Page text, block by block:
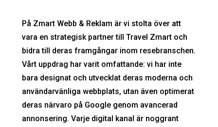
På Zmart Webb & Reklam är vi stolta över att
vara en strategisk partner till Travel Zmart och
bidra till deras framgångar inom resebranschen.
Vårt uppdrag har varit omfattande: vi har inte
bara designat och utvecklat deras moderna och
användarvänliga webbplats, utan även optimerat
deras närvaro på Google genom avancerad
annonsering. Varje digital kanal är noggrant